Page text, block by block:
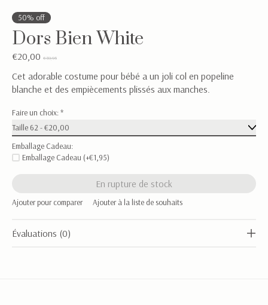
50% off
Dors Bien White
€20,00 €39,95
Cet adorable costume pour bébé a un joli col en popeline
blanche et des empiècements plissés aux manches.
Faire un choix: *
Emballage Cadeau:
Emballage Cadeau (+€1,95)
En rupture de stock
Ajouter pour comparer Ajouter à la liste de souhaits
Évaluations (0)